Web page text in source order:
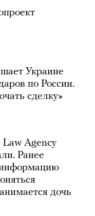
Украине
по России.
сделку»
Agency
Ранее
дочь